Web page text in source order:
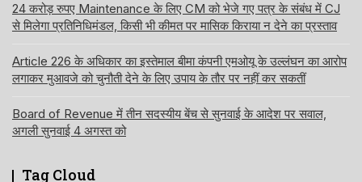
24 करोड़ रुपए Maintenance के लिए CM को भेजे गए पत्र के संबंध में CJ
से मिलेगा प्रतिनिधिमंडल, किसी भी कीमत पर मासिक किराया न देने का प्रस्ताव
Article 226 के अधिकार का इस्तेमाल बीमा कंपनी एमओयू के उल्लंघन का आरोप
लगाकर मुआवजे को चुनौती देने के लिए उपाय के तौर पर नहीं कर सकतीं
Board of Revenue में तीन सदस्यीय बेंच से सुनवाई के आदेश पर सवाल,
अगली सुनवाई 4 अगस्त को
Tag Cloud